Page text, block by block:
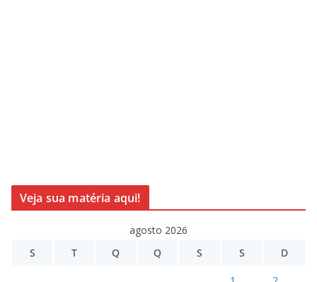
Veja sua matéria aqui!
agosto 2026
S
T Q Q S S D